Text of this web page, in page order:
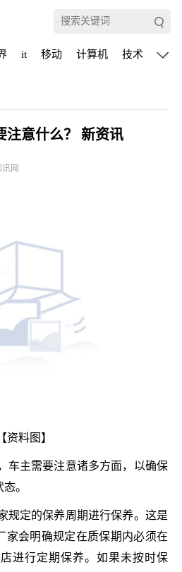
it 移动 计算机 技术 通信
注意什么？ 新资讯
网
【资料图】
车主需要注意诸多方面，以确保
。
规定的保养周期进行保养。这是
家会明确规定在质保期内必须在
进行定期保养。如果未按时保